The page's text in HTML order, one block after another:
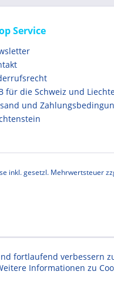
Service
für die Schweiz und
und
inkl. gesetzl. Mehrwertsteuer
fortlaufend verbessern
Informationen zu